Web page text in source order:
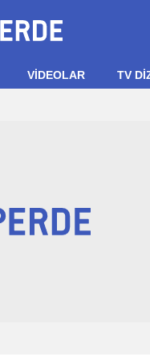
VIDEOLAR TV